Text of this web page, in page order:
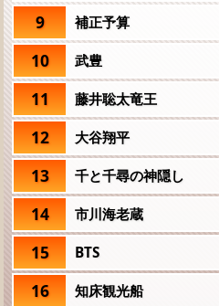
9 補正予算
10 武豊
11 藤井聡太竜王
12 大谷翔平
13 千と千尋の神隠し
14 市川海老蔵
15 BTS
16 知床観光船